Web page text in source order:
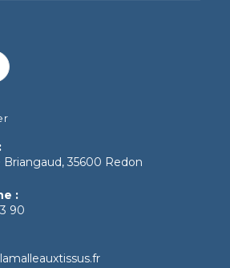
Briangaud, 35600 Redon
:
90